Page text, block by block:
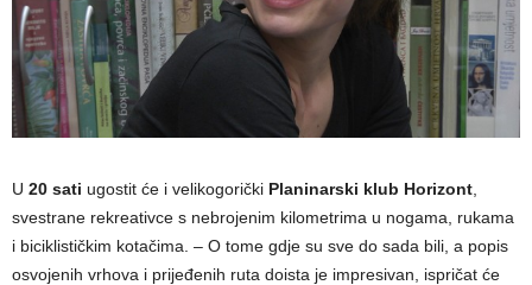
U 20 sati ugostit će i velikogorički Planinarski klub Horizont
svestrane rekreativce s nebrojenim kilometrima u nogama, rukama
i biciklističkim kotačima. – O tome gdje su sve do sada bili, a popis
osvojenih vrhova i prijeđenih ruta doista je impresivan, ispričat će